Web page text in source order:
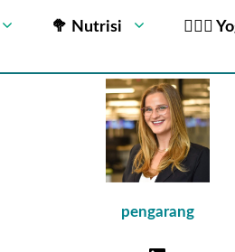
🥦 Nutrisi 🧘🏻‍♂️
pengarang